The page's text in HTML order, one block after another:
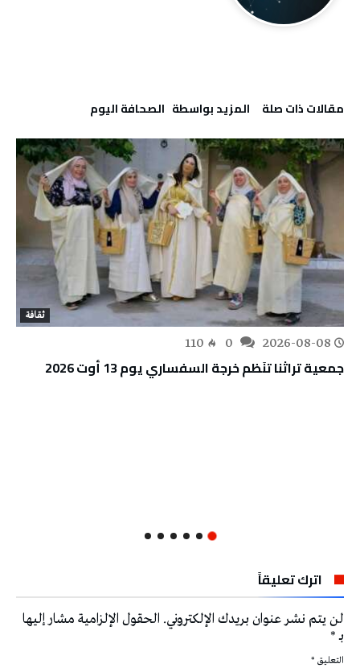
‫مقالات ذات صلة‬ ‫‫المزيد بواسطة‬ ‬ ‭ ‬الصحافة‭ ‬اليوم
ثقافة
2026-08-08
110
جمعية تراثنا تنَظم خرجة السفساري يوم 13 أوت 2026
اترك تعليقاً
لن يتم نشر عنوان بريدك الإلكتروني. الحقول الإلزامية مشار إليها
بـ*
التعليق *